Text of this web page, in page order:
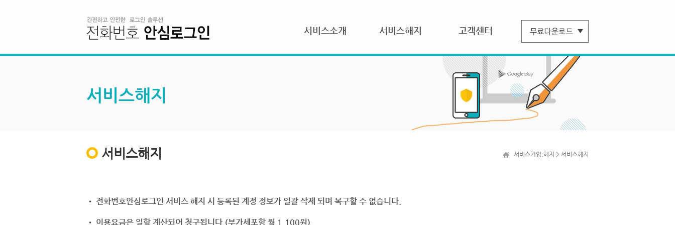
서비스소개 서비스해지 고객센터
서비스해지
서비스해지 서비스가입,해지 > 서비스해지
• 전화번호안심로그인 서비스 해지 시 등록된 계정 정보가 일괄 삭제 되며 복구할 수 없습니다.
• 이용요금은 일할 계산되어 청구됩니다.(부가세포함 월 1,100원)